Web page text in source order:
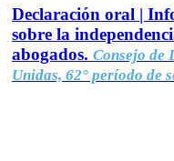
Declaración oral |
sobre la
abogados. Consejo de
Unidas, 62° período de